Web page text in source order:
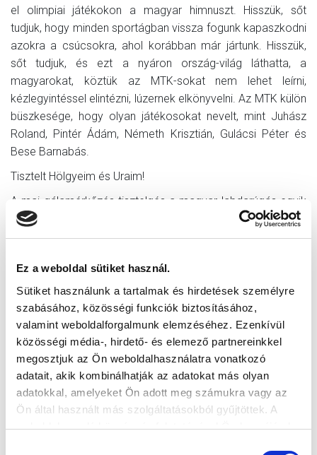
Ez a weboldal sütiket használ.
Sütiket használunk a tartalmak és hirdetések személyre
szabásához, közösségi funkciók biztosításához,
valamint weboldalforgalmunk elemzéséhez. Ezenkívül
közösségi média-, hirdető- és elemező partnereinkkel
megosztjuk az Ön weboldalhasználatra vonatkozó
adatait, akik kombinálhatják az adatokat más olyan
adatokkal, amelyeket Ön adott meg számukra vagy az
Ön által használt más szolgáltatásokból gyűjtöttek. A
weboldalon való böngészés folytatásával Ön hozzájárul a
el olimpiai játékokon a magyar himnuszt. Hisszük, sőt
tudjuk, hogy minden sportágban vissza fogunk kapaszkodni
azokra a csúcsokra, ahol korábban már jártunk. Hisszük,
sőt tudjuk, és ezt a nyáron ország-világ láthatta, a
magyarokat, köztük az MTK-sokat nem lehet leírni,
kézlegyintéssel elintézni, lúzernek elkönyvelni. Az MTK külön
büszkesége, hogy olyan játékosokat nevelt, mint Juhász
Roland, Pintér Ádám, Németh Krisztián, Gulácsi Péter és
Bese Barnabás.
Tisztelt Hölgyeim és Uraim!
A mai gálamérkőzés tisztelgés a magyar labdarúgás egyik
nagy klubsikere előtt. Tisztelettel köszöntjük az akkori
ellenfelet, a Sporting Lisszabon vezetőit, edzőit és
megköszönjem a munkát a stadion tervezőinek és
kivitelezőinek, az itt dolgozó mérnököknek,
szakmunkásoknak és segédmunkásoknak. Magyarország
polgárai nevében köszönöm a lelkiismeretesen elvégzett
munkájukat, és gratulálok munkájuk látványos
eredményéhez.
Az Új Hidegkuti Nándor stadiont ezennel átadom.